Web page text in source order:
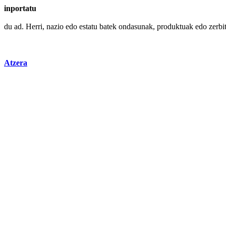
inportatu
du ad. Herri, nazio edo estatu batek ondasunak, produktuak edo
Atzera